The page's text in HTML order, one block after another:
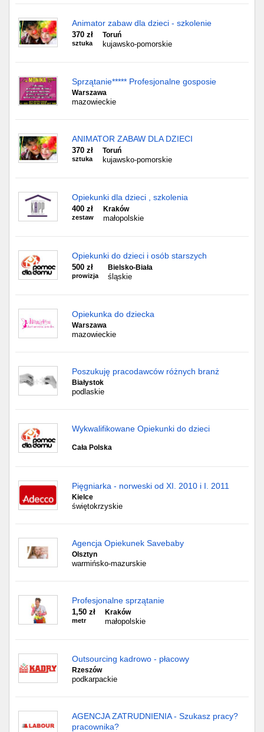
Animator zabaw dla dzieci - szkolenie
370 zł
sztuka
Toruń
kujawsko-pomorskie
Sprzątanie***** Profesjonalne gosposie
Warszawa
mazowieckie
ANIMATOR ZABAW DLA DZIECI
370 zł
sztuka
Toruń
kujawsko-pomorskie
Opiekunki dla dzieci , szkolenia
400 zł
zestaw
Kraków
małopolskie
Opiekunki do dzieci i osób starszych
500 zł
prowizja
Bielsko-Biała
śląskie
Opiekunka do dziecka
Warszawa
mazowieckie
Poszukuję pracodawców różnych branż
Białystok
podlaskie
Wykwalifikowane Opiekunki do dzieci
Cała Polska
Pięgniarka - norweski od XI. 2010 i I. 2011
Kielce
świętokrzyskie
Agencja Opiekunek Savebaby
Olsztyn
warmińsko-mazurskie
Profesjonalne sprzątanie
1,50 zł
metr
Kraków
małopolskie
Outsourcing kadrowo - płacowy
Rzeszów
podkarpackie
AGENCJA ZATRUDNIENIA - Szukasz pracy?
pracownika?